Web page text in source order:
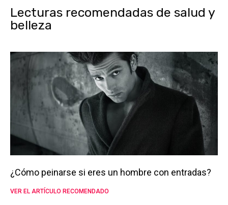
Lecturas recomendadas de salud y
belleza
¿Cómo peinarse si eres un hombre con entradas?
VER EL ARTÍCULO RECOMENDADO